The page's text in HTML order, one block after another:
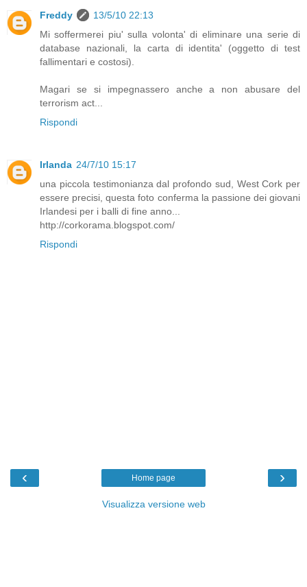
Freddy
13/5/10 22:13
Mi soffermerei piu' sulla volonta' di eliminare una serie di
database nazionali, la carta di identita' (oggetto di test
fallimentari e costosi).
Magari se si impegnassero anche a non abusare del
terrorism act...
Rispondi
Irlanda 24/7/10 15:17
una piccola testimonianza dal profondo sud, West Cork per
essere precisi, questa foto conferma la passione dei giovani
Irlandesi per i balli di fine anno...
http://corkorama.blogspot.com/
Rispondi
‹ ›
Home page
Visualizza versione web